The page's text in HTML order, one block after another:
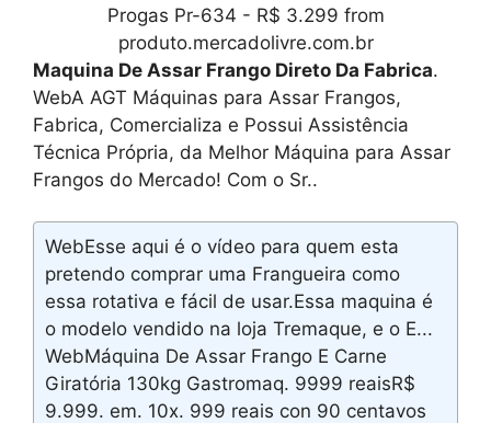
Progas Pr-634 - R$ 3.299 from
produto.mercadolivre.com.br
Maquina De Assar Frango Direto Da Fabrica.
WebA AGT Máquinas para Assar Frangos,
Fabrica, Comercializa e Possui Assistência
Técnica Própria, da Melhor Máquina para Assar
Frangos do Mercado! Com o Sr..
WebEsse aqui é o vídeo para quem esta
pretendo comprar uma Frangueira como
essa rotativa e fácil de usar.Essa maquina é
o modelo vendido na loja Tremaque, e o E...
WebMáquina De Assar Frango E Carne
Giratória 130kg Gastromaq. 9999 reaisR$
9.999. em. 10x. 999 reais con 90 centavos